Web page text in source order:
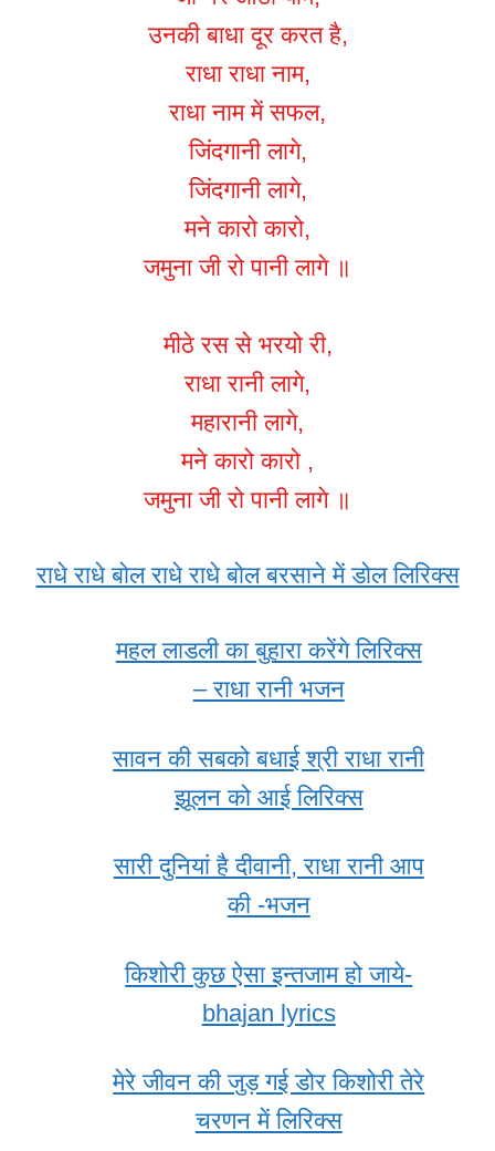
उनकी बाधा दूर करत है,
राधा राधा नाम,
राधा नाम में सफल,
जिंदगानी लागे,
जिंदगानी लागे,
मने कारो कारो,
जमुना जी रो पानी लागे ॥
मीठे रस से भरयो री,
राधा रानी लागे,
महारानी लागे,
मने कारो कारो ,
जमुना जी रो पानी लागे ॥
राधे राधे बोल राधे राधे बोल बरसाने में डोल लिरिक्स
महल लाडली का बुहारा करेंगे लिरिक्स
– राधा रानी भजन
सावन की सबको बधाई श्री राधा रानी
झूलन को आई लिरिक्स
सारी दुनियां है दीवानी, राधा रानी आप
की -भजन
किशोरी कुछ ऐसा इन्तजाम हो जाये-
bhajan lyrics
मेरे जीवन की जुड़ गई डोर किशोरी तेरे
चरणन में लिरिक्स